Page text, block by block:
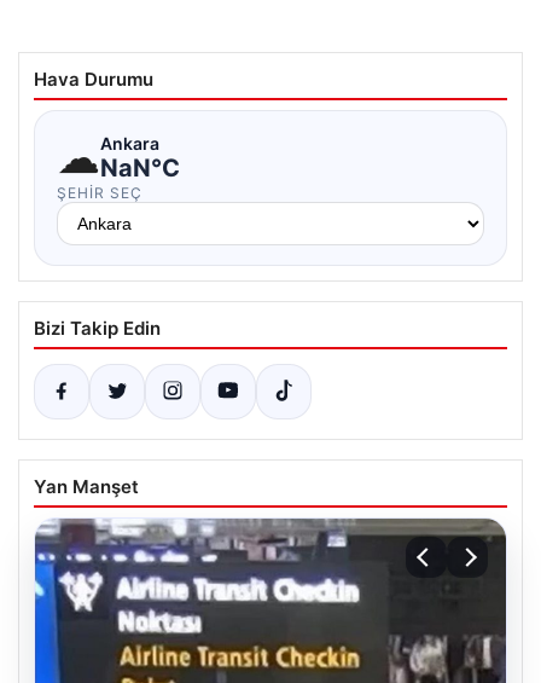
Hava Durumu
☁Ankara
NaN°C
ŞEHIR SEÇ
Bizi Takip Edin
Yan Manşet